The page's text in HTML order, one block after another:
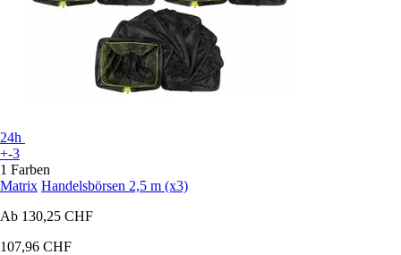
24h
+-3
1 Farben
Matrix Handelsbörsen 2,5 m (x3)
Ab 130,25 CHF
107,96 CHF